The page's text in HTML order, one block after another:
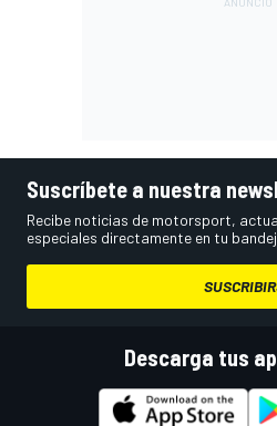
Suscríbete a nuestra
Recibe noticias de motorsport,
especiales directamente en tu
Descarga tus